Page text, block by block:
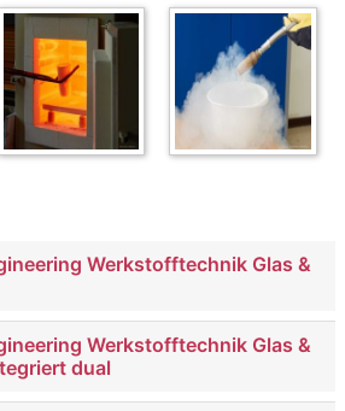
Werkstofftechnik Glas &
Werkstofftechnik Glas &
dual